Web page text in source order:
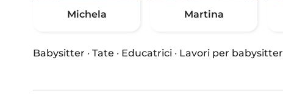
Michela Martina
Babysitter · Tate · Educatrici · Lavori per babysitter